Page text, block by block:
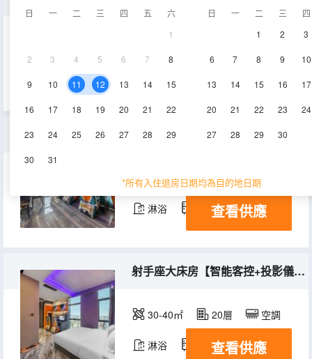
日 一 二 三 四 五
六
1
2 3 4 5 6 7 8
9 10 11 12 13 14 15
16 17 18 19 20 21 22
23 24 25 26 27 28 29
30 31
日 一 二 三
四
1
2 3
6 7 8 9 10
13 14 15 16 17
20 21 22 23 24
27 28 29 30
*所有入住退房日期均為目的地日期
40-50㎡ 淋浴
50-60㎡ 20層
淋浴 冰箱查看供應
射手座大床房【智能客控+投影儀+公區自助洗衣機+網吧特權】
30-40㎡ 20層 空調
淋浴 冰箱查看供應